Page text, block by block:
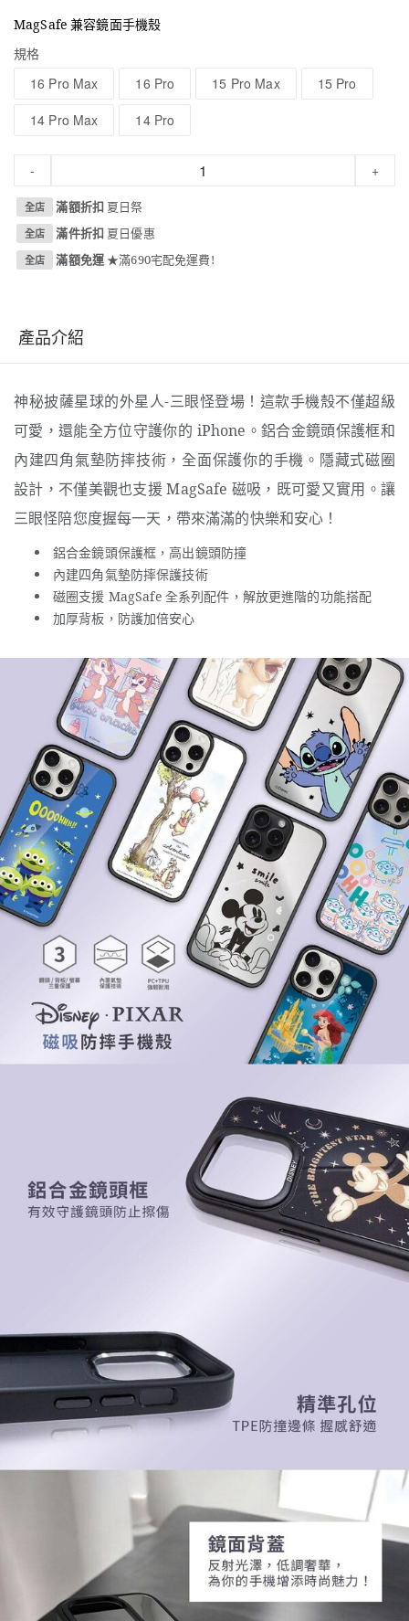
MagSafe 兼容鏡面手機殼
規格
16 Pro Max 16 Pro 15 Pro Max
15 Pro
14 Pro Max
14 Pro
- +
全店 滿額折扣 夏日祭
全店 滿件折扣 夏日優惠
全店 滿額免運 ★滿690宅配免運費!
產品介紹
神秘披薩星球的外星人-三眼怪登場！這款手機殼不僅超級
可愛，還能全方位守護你的 iPhone。鋁合金鏡頭保護框和
內建四角氣墊防摔技術，全面保護你的手機。隱藏式磁圈
設計，不僅美觀也支援 MagSafe 磁吸，既可愛又實用。讓
三眼怪陪您度握每一天，帶來滿滿的快樂和安心！
鋁合金鏡頭保護框，高出鏡頭防撞
內建四角氣墊防摔保護技術
磁圈支援 MagSafe 全系列配件，解放更進階的功能搭配
加厚背板，防護加倍安心